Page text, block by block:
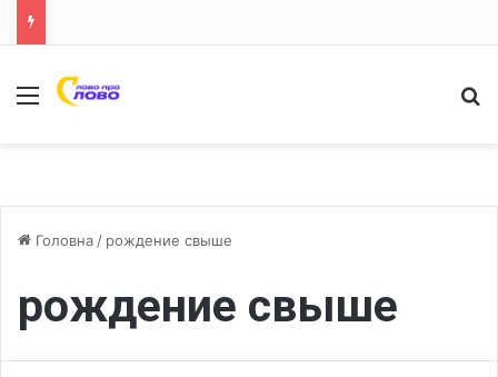
Меню
Головна / рождение свыше
рождение свыше